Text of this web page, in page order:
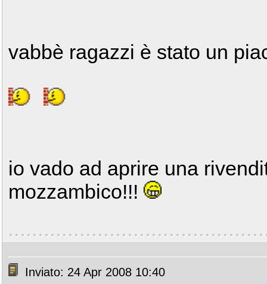
vabbè ragazzi è stato un
io vado ad aprire una
mozzambico!!!
Inviato: 24 Apr 2008 10:40